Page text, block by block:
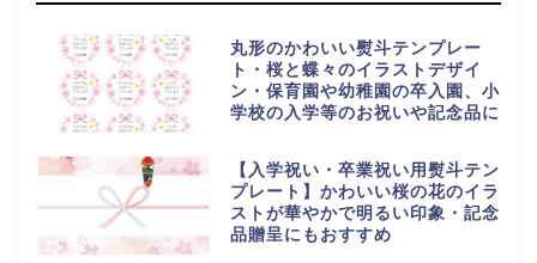
丸形のかわいい熨斗テンプレー
ト・桜と蝶々のイラストデザイ
ン・保育園や幼稚園の卒入園、小
学校の入学等のお祝いや記念品に
【入学祝い・卒業祝い用熨斗テン
プレート】かわいい桜の花のイラ
ストが華やかで明るい印象・記念
品贈呈にもおすすめ